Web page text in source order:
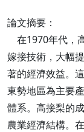
論文摘要：
在1970年代，
嫁接技術，大幅
著的經濟效益。
東勢地區為主要
體系。高接梨的
農業經濟結構。